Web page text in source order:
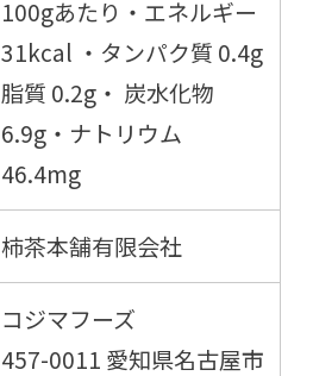
100gあたり・エネルギー
31kcal ・タンパク質 0.4g
脂質 0.2g・ 炭水化物
6.9g・ナトリウム
46.4mg
柿茶本舗有限会社
コジマフーズ
457-0011 愛知県名古屋市